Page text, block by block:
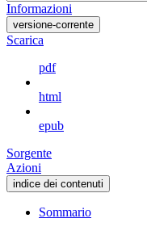
Informazioni
versione-corrente
Scarica
pdf
html
epub
Sorgente
Azioni
indice dei contenuti
Sommario